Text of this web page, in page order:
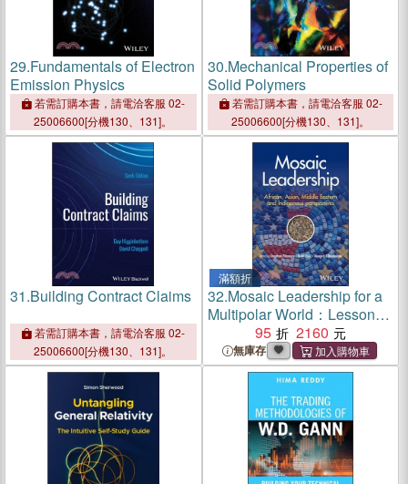
29.Fundamentals of Electron
Emission Physics
若需訂購本書，請電洽客服 02-
25006600[分機130、131]。
30.Mechanical Properties of
Solid Polymers
若需訂購本書，請電洽客服 02-
25006600[分機130、131]。
31.Building Contract Claims
若需訂購本書，請電洽客服 02-
25006600[分機130、131]。
滿額折
32.Mosaic Leadership for a
Multipolar World：Lessons
from Africa, Asian, Middle
East and Indigenous
Perspectives
95 2160
無庫存